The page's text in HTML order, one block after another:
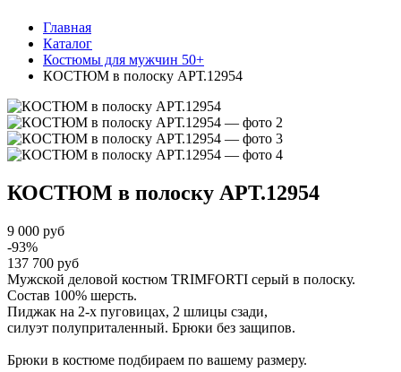
Главная
Каталог
Костюмы для мужчин 50+
КОСТЮМ в полоску АРТ.12954
КОСТЮМ в полоску АРТ.12954
9 000 руб
-93%
137 700 руб
Мужской деловой костюм TRIMFORTI серый в полоску.
Состав 100% шерсть.
Пиджак на 2-х пуговицах, 2 шлицы сзади,
силуэт полуприталенный. Брюки без защипов.
Брюки в костюме подбираем по вашему размеру.